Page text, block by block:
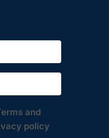
and
policy